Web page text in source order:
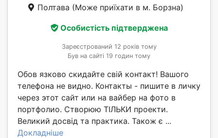
Полтава (Може приїхати в м. Борзна)
Особистість підтверджена
Зареєстрований 12 років тому
Був на сайті 19 годин тому
Обов язково скидайте свій контакт! Вашого
телефона не видно. Контакты - пишите в личку
через этот сайт или на вайбер на фото в
портфолио. Створюю ТІЛЬКИ проекти.
Великий досвід та практика. Також є ...
Докладніше